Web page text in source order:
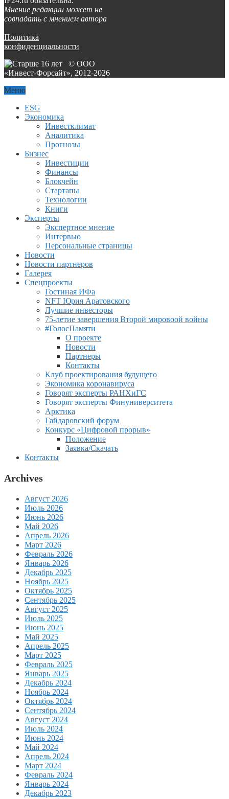
Мнение редакции может не
совпадать с мнением автора
Политика
конфиденциальности
© ООО
«Инвест-Форсайт», 2012-2026
Меню
ESG
Экономика
Инвестклимат
Аналитика
Прогнозы
Бизнес
Инвестиции
Финансы
Блокчейн
Стартапы
Технологии
Книги
Эксперты
Экспертное мнение
Интервью
Персональные страницы
Новости
Новости партнеров
Галерея
Спецпроекты
Гостиная ИФа
NFT Юрия Аратовского
Лучшие инвесторы
75-летие завершения Второй мировоой войны
#ГолосПамяти
О проекте
Новости
Партнеры
Контакты
Клуб проектирования будущего
Экономика коронавируса
Говорят эксперты РАНХиГС
Говорят эксперты Финуниверситета
Арктика
Гайдаровский форум
Конкурс «Цифровой прорыв»
Положение
Заявка/Скачать
Контакты
Archives
Август 2026
Июль 2026
Июнь 2026
Май 2026
Апрель 2026
Март 2026
Февраль 2026
Январь 2026
Декабрь 2025
Ноябрь 2025
Октябрь 2025
Сентябрь 2025
Август 2025
Июль 2025
Июнь 2025
Май 2025
Апрель 2025
Март 2025
Февраль 2025
Январь 2025
Декабрь 2024
Ноябрь 2024
Октябрь 2024
Сентябрь 2024
Август 2024
Июль 2024
Июнь 2024
Май 2024
Апрель 2024
Март 2024
Февраль 2024
Январь 2024
Декабрь 2023